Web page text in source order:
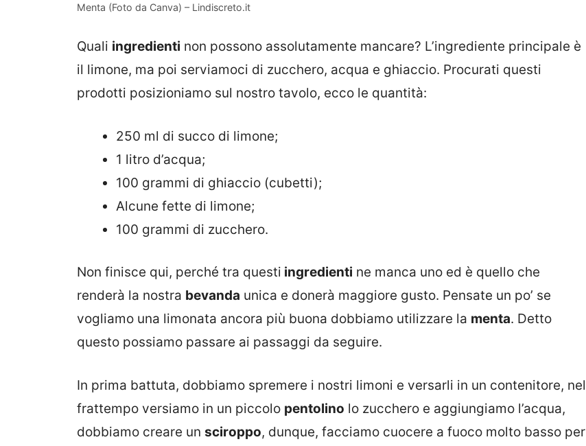
Menta (Foto da Canva) – Lindiscreto.it
Quali ingredienti non possono assolutamente mancare? L’ingrediente principale è
il limone, ma poi serviamoci di zucchero, acqua e ghiaccio. Procurati questi
prodotti posizioniamo sul nostro tavolo, ecco le quantità:
250 ml di succo di limone;
1 litro d’acqua;
100 grammi di ghiaccio (cubetti);
Alcune fette di limone;
100 grammi di zucchero.
Non finisce qui, perché tra questi ingredienti ne manca uno ed è quello che
renderà la nostra bevanda unica e donerà maggiore gusto. Pensate un po’ se
vogliamo una limonata ancora più buona dobbiamo utilizzare la menta. Detto
questo possiamo passare ai passaggi da seguire.
In prima battuta, dobbiamo spremere i nostri limoni e versarli in un contenitore, nel
frattempo versiamo in un piccolo pentolino lo zucchero e aggiungiamo l’acqua,
dobbiamo creare un sciroppo, dunque, facciamo cuocere a fuoco molto basso per